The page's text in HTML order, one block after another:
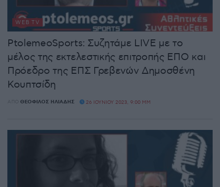
WEB TV
PtolemeoSports: Συζητάμε LIVE με το
μέλος της εκτελεστικής επιτροπής ΕΠΟ και
Πρόεδρο της ΕΠΣ Γρεβενών Δημοσθένη
Κουπτσίδη
ΑΠΌ ΘΕΌΦΙΛΟΣ ΗΛΙΆΔΗΣ 26 ΙΟΥΝΊΟΥ 2023, 9:00 ΜΜ